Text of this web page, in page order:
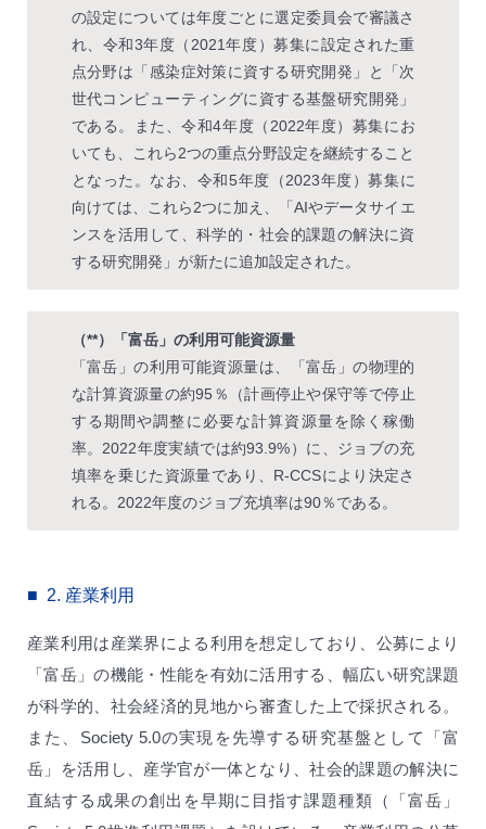
の設定については年度ごとに選定委員会で審議さ
れ、令和3年度（2021年度）募集に設定された重
点分野は「感染症対策に資する研究開発」と「次
世代コンピューティングに資する基盤研究開発」
である。また、令和4年度（2022年度）募集にお
いても、これら2つの重点分野設定を継続すること
となった。なお、令和5年度（2023年度）募集に
向けては、これら2つに加え、「AIやデータサイエ
ンスを活用して、科学的・社会的課題の解決に資
する研究開発」が新たに追加設定された。
（**）「富岳」の利用可能資源量
「富岳」の利用可能資源量は、「富岳」の物理的
な計算資源量の約95％（計画停止や保守等で停止
する期間や調整に必要な計算資源量を除く稼働
率。2022年度実績では約93.9%）に、ジョブの充
填率を乗じた資源量であり、R-CCSにより決定さ
れる。2022年度のジョブ充填率は90％である。
2. 産業利用
産業利用は産業界による利用を想定しており、公募により
「富岳」の機能・性能を有効に活用する、幅広い研究課題
が科学的、社会経済的見地から審査した上で採択される。
また、Society 5.0の実現を先導する研究基盤として「富
岳」を活用し、産学官が一体となり、社会的課題の解決に
直結する成果の創出を早期に目指す課題種類（「富岳」